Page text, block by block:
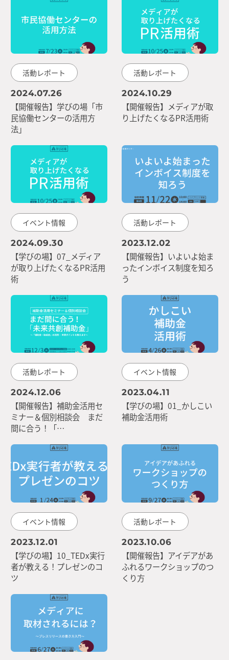
活動レポート
2024.07.26
【開催報告】学びの場「市
民協働センターの活用方
法」
活動レポート
2024.10.29
【開催報告】メディアが取
り上げたくなるPR活用術
イベント情報
2024.09.30
【学びの場】07_メディア
が取り上げたくなるPR活用
術
活動レポート
2023.12.02
【開催報告】いよいよ始ま
ったインボイス制度を知ろ
う
活動レポート
2024.12.06
【開催報告】補助金活用セ
ミナー＆個別相談会 まだ
間に合う！「…
イベント情報
2023.04.11
【学びの場】01_かしこい
補助金活用術
イベント情報
2023.12.01
【学びの場】10_TEDx実行
者が教える！プレゼンのコ
ツ
活動レポート
2023.10.06
【開催報告】アイデアがあ
ふれるワークショップのつ
くり方